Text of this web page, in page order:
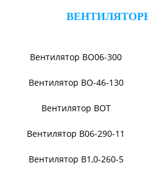
Вентилятор В-Ц6-30
Виброизоляторы ДО